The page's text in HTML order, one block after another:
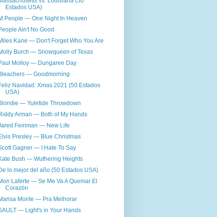
Estados USA)
People — One Night In Heaven
Ain't No Good
Kane — Don't Forget Who You Are
Burch — Snowqueen of Texas
Molloy — Dungaree Day
— Goodmorning
Navidad: Xmas 2021 (50 Estados
USA)
— Yuletide Throwdown
Arman — Both of My Hands
Feinman — New Life
Presley — Blue Christmas
Gagner — I Hate To Say
Bush — Wuthering Heights
lo mejor del año (50 Estados USA)
Laferte — Se Me Va A Quemar El
Corazón
Monte — Pra Melhorar
— Light's in Your Hands